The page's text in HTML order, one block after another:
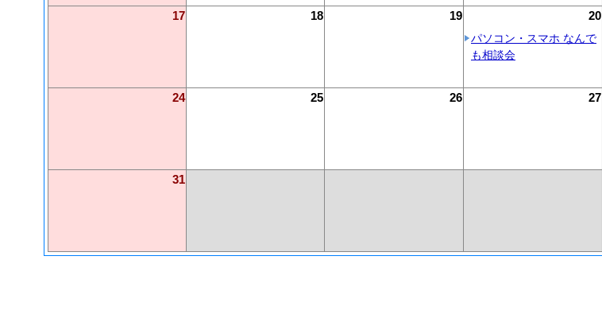
17 18 19 20
パソコン・スマホ なんで
も相談会
24 25 26 27
31